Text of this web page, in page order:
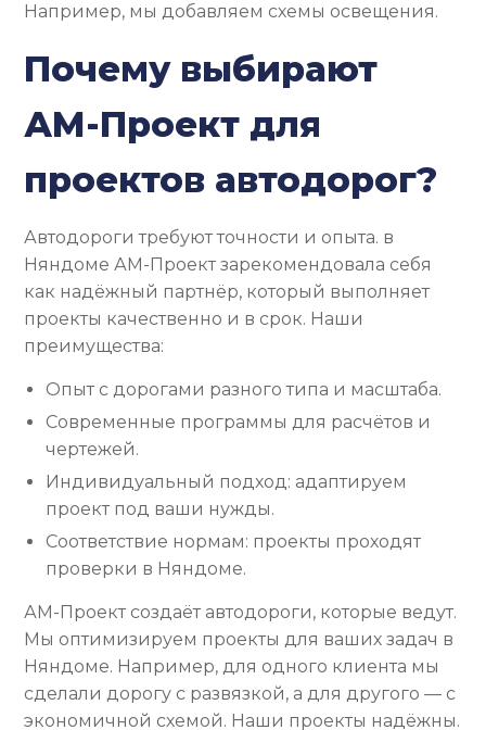
Например, мы добавляем схемы освещения.
Почему выбирают
АМ-Проект для
проектов автодорог?
Автодороги требуют точности и опыта. в
Няндоме АМ-Проект зарекомендовала себя
как надёжный партнёр, который выполняет
проекты качественно и в срок. Наши
преимущества:
Опыт с дорогами разного типа и масштаба.
Современные программы для расчётов и
чертежей.
Индивидуальный подход: адаптируем
проект под ваши нужды.
Соответствие нормам: проекты проходят
проверки в Няндоме.
АМ-Проект создаёт автодороги, которые ведут.
Мы оптимизируем проекты для ваших задач в
Няндоме. Например, для одного клиента мы
сделали дорогу с развязкой, а для другого — с
экономичной схемой. Наши проекты надёжны.